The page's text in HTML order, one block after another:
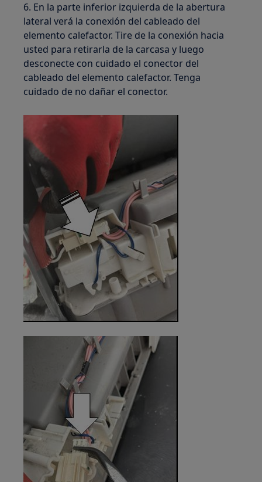
6. En la parte inferior izquierda de la abertura
lateral verá la conexión del cableado del
elemento calefactor. Tire de la conexión hacia
usted para retirarla de la carcasa y luego
desconecte con cuidado el conector del
cableado del elemento calefactor. Tenga
cuidado de no dañar el conector.